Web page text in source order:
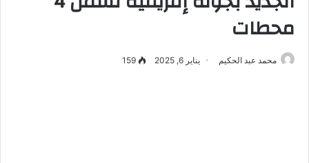
محطات
محمد عبد الحكيم يناير 6, 2025 159